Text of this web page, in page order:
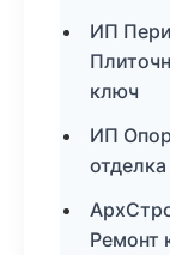
ИП
ключ
ИП
Ремонт